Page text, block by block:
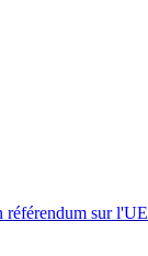
référendum sur l'UE